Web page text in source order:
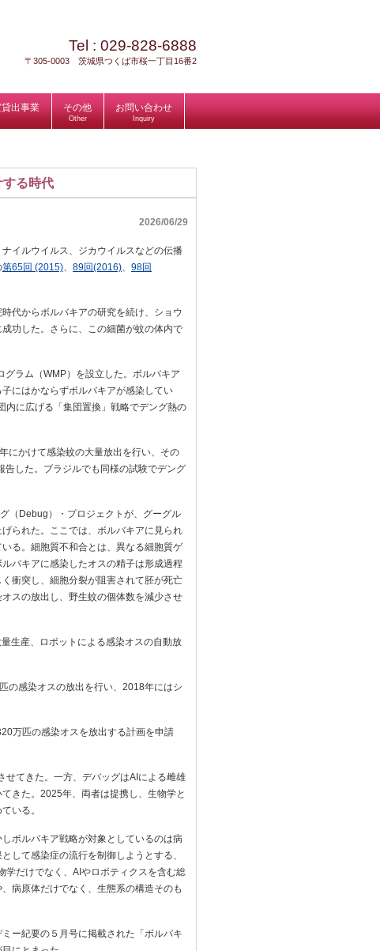
Tel : 029-828-6888
〒305-0003 茨城県つくば市桜一丁目16番2
出事業 その他
Other
お問い合わせ
Inquiry
る時代
2026/06/29
イルウイルス、ジカウイルスなどの伝播
第65回 (2015)、 89回(2016)、 98回
代からボルバキアの研究を続け、ショウ
功した。さらに、この細菌が蚊の体内で
ラム（WMP）を設立した。ボルバキア
にはかならずボルバキアが感染してい
内に広げる「集団置換」戦略でデング熱の
にかけて感染蚊の大量放出を行い、その
した。ブラジルでも同様の試験でデング
（Debug）・プロジェクトが、グーグル
られた。ここでは、ボルバキアに見られ
る。細胞質不和合とは、異なる細胞質ゲ
バキアに感染したオスの精子は形成過程
衝突し、細胞分裂が阻害されて胚が死亡
スの放出し、野生蚊の個体数を減少させ
生産、ロボットによる感染オスの自動放
の感染オスの放出を行い、2018年にはシ
万匹の感染オスを放出する計画を申請
せてきた。一方、デバッグはAIによる雌雄
きた。2025年、両者は提携し、生物学と
いる。
ボルバキア戦略が対象としているのは病
して感染症の流行を制御しようとする、
学だけでなく、AIやロボティクスを含む総
病原体だけでなく、生態系の構造そのも
ー紀要の５月号に掲載された「ボルバキ